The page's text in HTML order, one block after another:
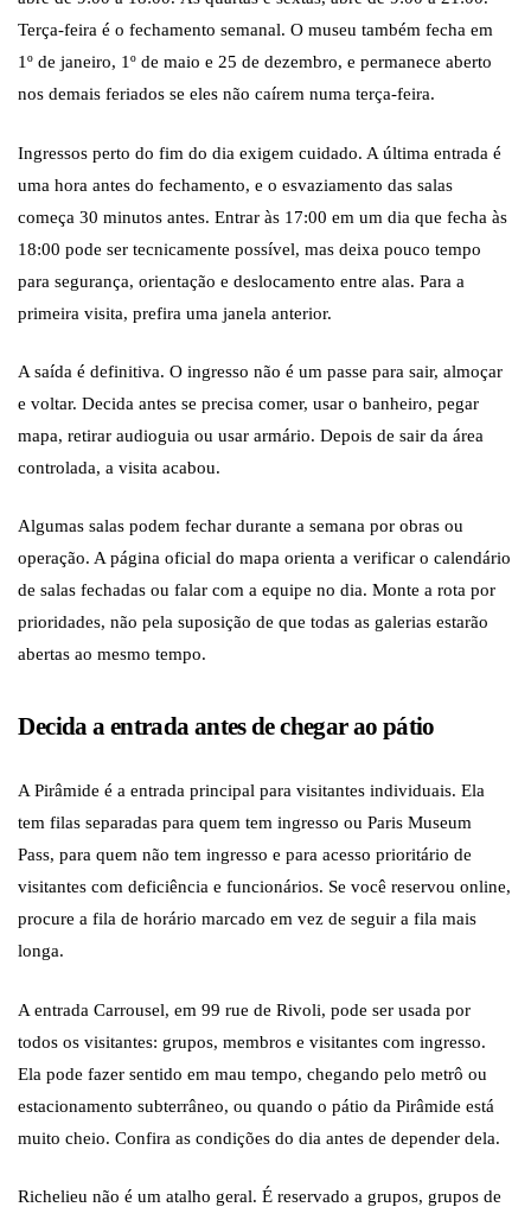
Terça-feira é o fechamento semanal. O museu também fecha em
1º de janeiro, 1º de maio e 25 de dezembro, e permanece aberto
nos demais feriados se eles não caírem numa terça-feira.
Ingressos perto do fim do dia exigem cuidado. A última entrada é
uma hora antes do fechamento, e o esvaziamento das salas
começa 30 minutos antes. Entrar às 17:00 em um dia que fecha às
18:00 pode ser tecnicamente possível, mas deixa pouco tempo
para segurança, orientação e deslocamento entre alas. Para a
primeira visita, prefira uma janela anterior.
A saída é definitiva. O ingresso não é um passe para sair, almoçar
e voltar. Decida antes se precisa comer, usar o banheiro, pegar
mapa, retirar audioguia ou usar armário. Depois de sair da área
controlada, a visita acabou.
Algumas salas podem fechar durante a semana por obras ou
operação. A página oficial do mapa orienta a verificar o calendário
de salas fechadas ou falar com a equipe no dia. Monte a rota por
prioridades, não pela suposição de que todas as galerias estarão
abertas ao mesmo tempo.
Decida a entrada antes de chegar ao pátio
A Pirâmide é a entrada principal para visitantes individuais. Ela
tem filas separadas para quem tem ingresso ou Paris Museum
Pass, para quem não tem ingresso e para acesso prioritário de
visitantes com deficiência e funcionários. Se você reservou online,
procure a fila de horário marcado em vez de seguir a fila mais
longa.
A entrada Carrousel, em 99 rue de Rivoli, pode ser usada por
todos os visitantes: grupos, membros e visitantes com ingresso.
Ela pode fazer sentido em mau tempo, chegando pelo metrô ou
estacionamento subterrâneo, ou quando o pátio da Pirâmide está
muito cheio. Confira as condições do dia antes de depender dela.
Richelieu não é um atalho geral. É reservado a grupos, grupos de